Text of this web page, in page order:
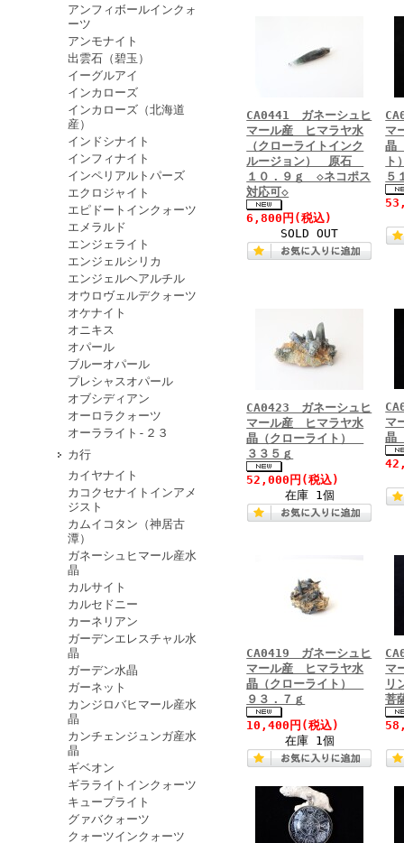
アンフィボールインクォ
ーツ
アンモナイト
出雲石（碧玉）
イーグルアイ
インカローズ
インカローズ（北海道
産）
インドシナイト
インフィナイト
インペリアルトパーズ
エクロジャイト
エピドートインクォーツ
エメラルド
エンジェライト
エンジェルシリカ
エンジェルヘアルチル
オウロヴェルデクォーツ
オケナイト
オニキス
オパール
ブルーオパール
プレシャスオパール
オブシディアン
オーロラクォーツ
オーラライト-２３
カ行
カイヤナイト
カコクセナイトインアメ
ジスト
カムイコタン（神居古
潭）
ガネーシュヒマール産水
晶
カルサイト
カルセドニー
カーネリアン
ガーデンエレスチャル水
晶
ガーデン水晶
ガーネット
カンジロバヒマール産水
晶
カンチェンジュンガ産水
晶
ギベオン
ギラライトインクォーツ
キュープライト
グァバクォーツ
クォーツインクォーツ
CA0441 ガネーシュヒ
マール産 ヒマラヤ水
（クローライトインク
ルージョン） 原石
１０．９ｇ ◇ネコポス
対応可◇
6,800円 (税込)
SOLD OUT
マ
晶
５
CA0423 ガネーシュヒ
マール産 ヒマラヤ水
晶（クローライト）
３３５ｇ
52,000円 (税込)
在庫 1個
マ
晶
CA0419 ガネーシュヒ
マール産 ヒマラヤ水
晶（クローライト）
９３．７ｇ
10,400円 (税込)
在庫 1個
マ
リ
菩